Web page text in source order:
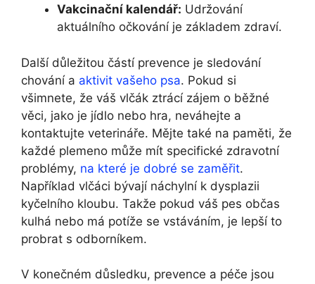
Vakcinační kalendář: Udržování
aktuálního očkování je základem zdraví.
Další důležitou částí prevence je sledování
chování a aktivit vašeho psa. Pokud si
všimnete, že váš vlčák ztrácí zájem o běžné
věci, jako je jídlo nebo hra, neváhejte a
kontaktujte veterináře. Mějte také na paměti, že
každé plemeno může mít specifické zdravotní
problémy, na které je dobré se zaměřit.
Například vlčáci bývají náchylní k dysplazii
kyčelního kloubu. Takže pokud váš pes občas
kulhá nebo má potíže se vstáváním, je lepší to
probrat s odborníkem.
V konečném důsledku, prevence a péče jsou